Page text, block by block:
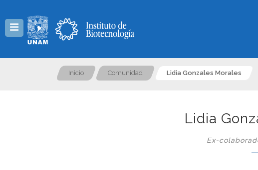
Inicio Comunidad Lidia Gonzales Morales
Lidia
Ex-